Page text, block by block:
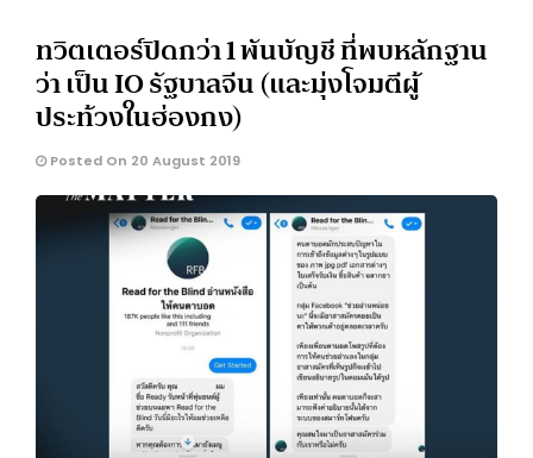
ทวิตเตอร์ปิดกว่า 1 พันบัญชี ที่พบหลักฐาน
ว่า เป็น IO รัฐบาลจีน (และมุ่งโจมตีผู้
ประท้วงในฮ่องกง)
Posted On 20 August 2019